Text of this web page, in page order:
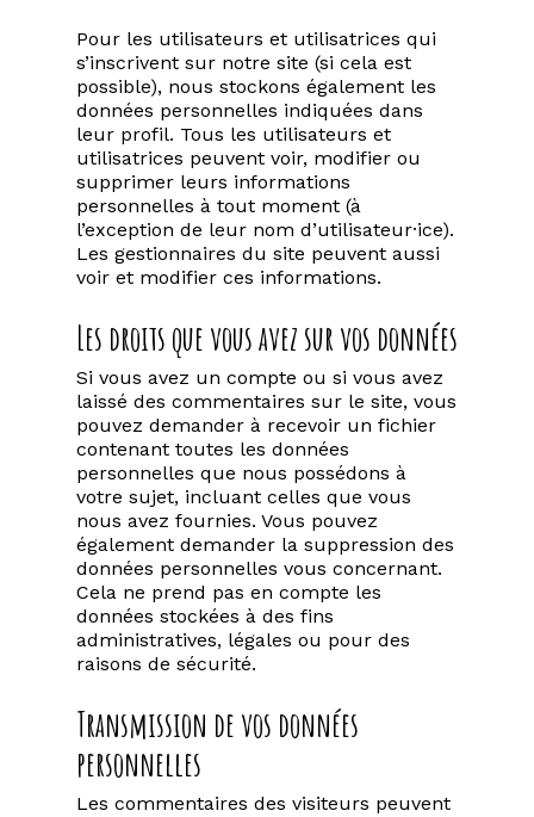
Pour les utilisateurs et utilisatrices qui
s’inscrivent sur notre site (si cela est
possible), nous stockons également les
données personnelles indiquées dans
leur profil. Tous les utilisateurs et
utilisatrices peuvent voir, modifier ou
supprimer leurs informations
personnelles à tout moment (à
l’exception de leur nom d’utilisateur·ice).
Les gestionnaires du site peuvent aussi
voir et modifier ces informations.
Les droits que vous avez sur vos données
Si vous avez un compte ou si vous avez
laissé des commentaires sur le site, vous
pouvez demander à recevoir un fichier
contenant toutes les données
personnelles que nous possédons à
votre sujet, incluant celles que vous
nous avez fournies. Vous pouvez
également demander la suppression des
données personnelles vous concernant.
Cela ne prend pas en compte les
données stockées à des fins
administratives, légales ou pour des
raisons de sécurité.
Transmission de vos données
personnelles
Les commentaires des visiteurs peuvent